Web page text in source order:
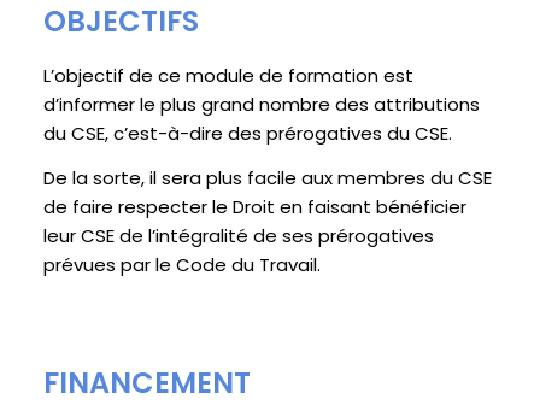
OBJECTIFS
L’objectif de ce module de formation est
d’informer le plus grand nombre des attributions
du CSE, c’est-à-dire des prérogatives du CSE.
De la sorte, il sera plus facile aux membres du CSE
de faire respecter le Droit en faisant bénéficier
leur CSE de l’intégralité de ses prérogatives
prévues par le Code du Travail.
FINANCEMENT